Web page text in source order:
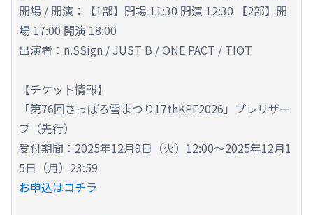
開場 / 開演：【1部】開場 11:30 開演 12:30 【2部】開
場 17:00 開演 18:00
出演者：n.SSign / JUST B / ONE PACT / TIOT
【チケット情報】
「第76回さっぽろ雪まつり17thKPF2026」プレリザー
ブ（先行）
受付期間：2025年12月9日（火）12:00～2025年12月1
5日（月）23:59
お申込はコチラ